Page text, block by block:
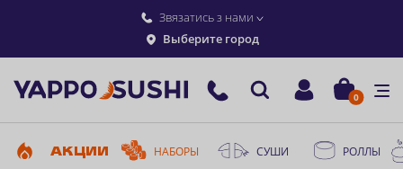
Звязатись з нами
Выберите город
0
АКЦИИ НАБОРЫ СУШИ РОЛЛЫ